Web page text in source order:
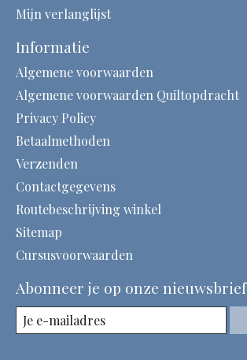
Mijn verlanglijst
Informatie
Algemene voorwaarden
Algemene voorwaarden Quiltopdracht
Privacy Policy
Betaalmethoden
Verzenden
Contactgegevens
Routebeschrijving winkel
Sitemap
Cursusvoorwaarden
Abonneer je op onze nieuwsbrief